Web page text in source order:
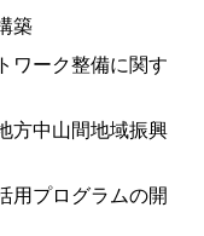
築
ワーク整備に関す
方中山間地域振興
用プログラムの開